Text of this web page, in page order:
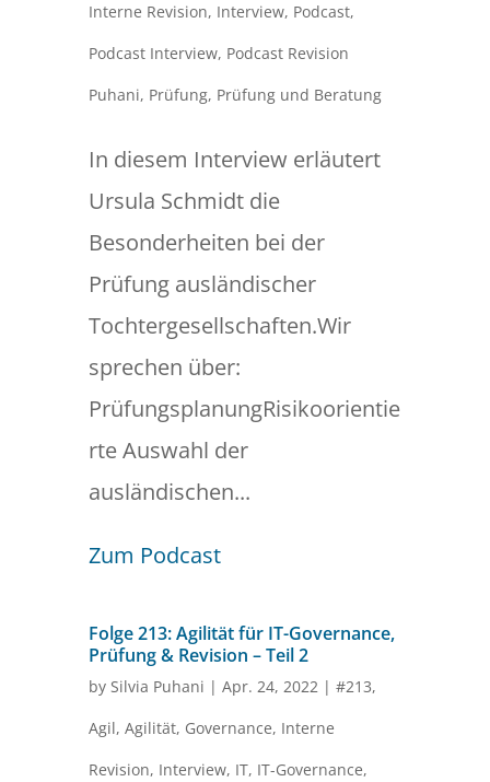
Interne Revision, Interview, Podcast,
Podcast Interview, Podcast Revision
Puhani, Prüfung, Prüfung und Beratung
In diesem Interview erläutert
Ursula Schmidt die
Besonderheiten bei der
Prüfung ausländischer
Tochtergesellschaften.Wir
sprechen über:
PrüfungsplanungRisikoorientie
rte Auswahl der
ausländischen...
Zum Podcast
Folge 213: Agilität für IT-Governance,
Prüfung & Revision – Teil 2
by Silvia Puhani | Apr. 24, 2022| #213,
Agil, Agilität, Governance, Interne
Revision, Interview, IT, IT-Governance,